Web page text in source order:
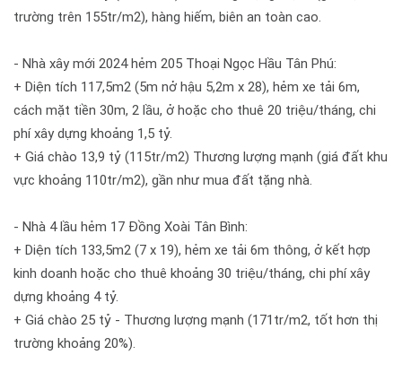
trường trên 155tr/m2), hàng hiếm, biên an toàn cao.
- Nhà xây mới 2024 hẻm 205 Thoại Ngọc Hầu Tân Phú:
+ Diện tích 117,5m2 (5m nở hậu 5,2m x 28), hẻm xe tải 6m,
cách mặt tiền 30m, 2 lầu, ở hoặc cho thuê 20 triệu/tháng, chi
phí xây dựng khoảng 1,5 tỷ.
+ Giá chào 13,9 tỷ (115tr/m2) Thương lượng mạnh (giá đất khu
vực khoảng 110tr/m2), gần như mua đất tặng nhà.
- Nhà 4 lầu hẻm 17 Đồng Xoài Tân Bình:
+ Diện tích 133,5m2 (7 x 19), hẻm xe tải 6m thông, ở kết hợp
kinh doanh hoặc cho thuê khoảng 30 triệu/tháng, chi phí xây
dựng khoảng 4 tỷ.
+ Giá chào 25 tỷ - Thương lượng mạnh (171tr/m2, tốt hơn thị
trường khoảng 20%).